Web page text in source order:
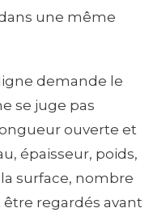
une même
demande le
se juge pas
ouverte et
épaisseur, poids,
surface, nombre
regardés avant